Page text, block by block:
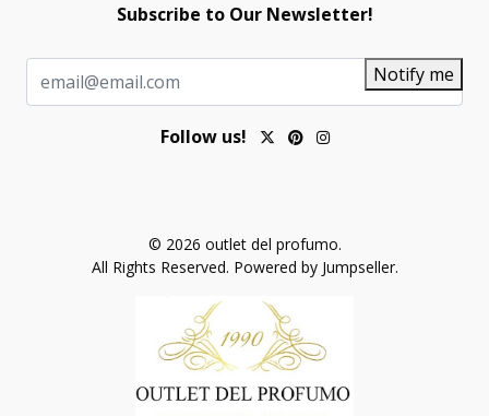
Subscribe to Our Newsletter!
Notify me
Follow us!
© 2026 outlet del profumo.
All Rights Reserved. Powered by Jumpseller.